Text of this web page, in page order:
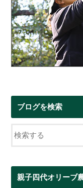
ブログを検索
親子四代オリーブ